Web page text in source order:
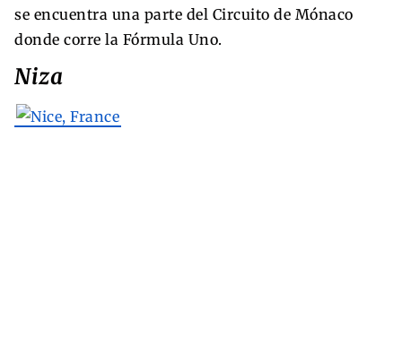
se encuentra una parte del Circuito de Mónaco
donde corre la Fórmula Uno.
Niza